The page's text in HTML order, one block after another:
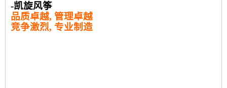
-凯旋风筝
品质卓越, 管理卓越
竞争激烈, 专业制造